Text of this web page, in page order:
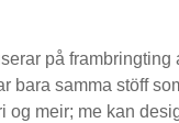
på
bara samma stöff
meir; me kan